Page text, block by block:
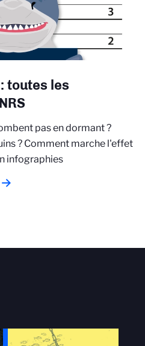
toutes les
pas en dormant ?
? Comment marche l'effet
infographies